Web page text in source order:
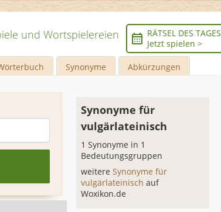
und Wortspielereien
RÄTSEL DES TAGES
Jetzt spielen >
Synonyme Abkürzungen
Synonyme für
vulgärlateinisch
1 Synonyme in 1
Bedeutungsgruppen
weitereSynonyme für
vulgärlateinischauf
Woxikon.de